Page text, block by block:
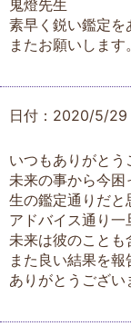
鬼燈先生
素早く鋭い鑑定を
またお願いします。
日付：2020/5/29
いつもありがとう
未来の事から今
生の鑑定通りだと
アドバイス通り一
未来は彼のことも
また良い結果を報
ありがとうござい